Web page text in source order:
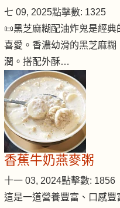
七 09, 2025點擊數: 1325
📜黑芝麻糊配油炸鬼是經
喜愛。香濃幼滑的黑芝麻
潤。搭配外酥…
香蕉牛奶燕麥粥
十一 03, 2024點擊數: 1856
這是一道營養豐富、口感